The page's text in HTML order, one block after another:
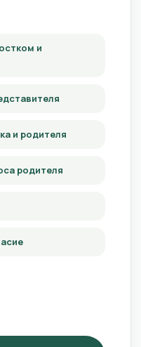
и
и родителя
родителя